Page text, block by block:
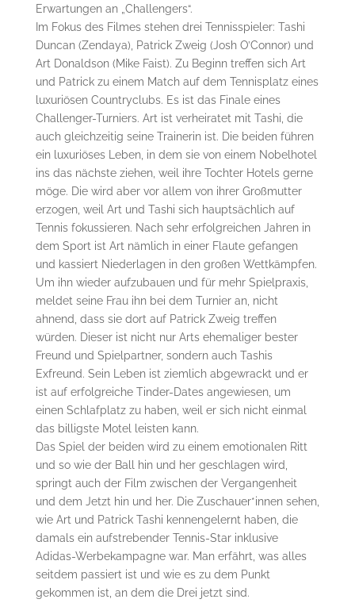
Erwartungen an „Challengers“.
Im Fokus des Filmes stehen drei Tennisspieler: Tashi
Duncan (Zendaya), Patrick Zweig (Josh O’Connor) und
Art Donaldson (Mike Faist). Zu Beginn treffen sich Art
und Patrick zu einem Match auf dem Tennisplatz eines
luxuriösen Countryclubs. Es ist das Finale eines
Challenger-Turniers. Art ist verheiratet mit Tashi, die
auch gleichzeitig seine Trainerin ist. Die beiden führen
ein luxuriöses Leben, in dem sie von einem Nobelhotel
ins das nächste ziehen, weil ihre Tochter Hotels gerne
möge. Die wird aber vor allem von ihrer Großmutter
erzogen, weil Art und Tashi sich hauptsächlich auf
Tennis fokussieren. Nach sehr erfolgreichen Jahren in
dem Sport ist Art nämlich in einer Flaute gefangen
und kassiert Niederlagen in den großen Wettkämpfen.
Um ihn wieder aufzubauen und für mehr Spielpraxis,
meldet seine Frau ihn bei dem Turnier an, nicht
ahnend, dass sie dort auf Patrick Zweig treffen
würden. Dieser ist nicht nur Arts ehemaliger bester
Freund und Spielpartner, sondern auch Tashis
Exfreund. Sein Leben ist ziemlich abgewrackt und er
ist auf erfolgreiche Tinder-Dates angewiesen, um
einen Schlafplatz zu haben, weil er sich nicht einmal
das billigste Motel leisten kann.
Das Spiel der beiden wird zu einem emotionalen Ritt
und so wie der Ball hin und her geschlagen wird,
springt auch der Film zwischen der Vergangenheit
und dem Jetzt hin und her. Die Zuschauer*innen sehen,
wie Art und Patrick Tashi kennengelernt haben, die
damals ein aufstrebender Tennis-Star inklusive
Adidas-Werbekampagne war. Man erfährt, was alles
seitdem passiert ist und wie es zu dem Punkt
gekommen ist, an dem die Drei jetzt sind.